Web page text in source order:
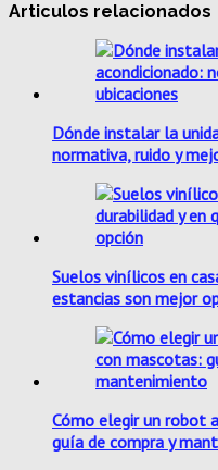
Articulos relacionados
Dónde instalar la
normativa, ruido y
Suelos vinílicos en
estancias son mejor
Cómo elegir un robot
guía de compra y